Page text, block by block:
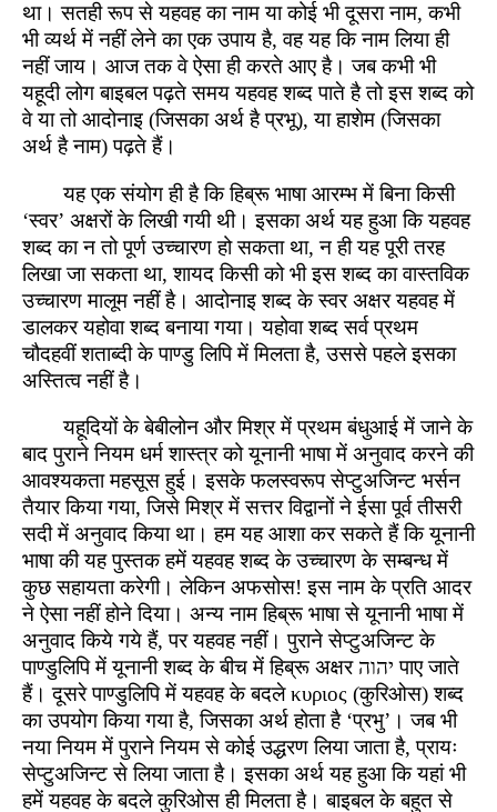
था। सतही रूप से यहवह का नाम या कोई भी दूसरा नाम, कभी
भी व्यर्थ में नहीं लेने का एक उपाय है, वह यह कि नाम लिया ही
नहीं जाय। आज तक वे ऐसा ही करते आए है। जब कभी भी
यहूदी लोग बाइबल पढ़ते समय यहवह शब्द पाते है तो इस शब्द को
वे या तो आदोनाइ (जिसका अर्थ है प्रभू), या हाशेम (जिसका
अर्थ है नाम) पढ़ते हैं।
यह एक संयोग ही है कि हिब्रू भाषा आरम्भ में बिना किसी
‘स्वर’ अक्षरों के लिखी गयी थी। इसका अर्थ यह हुआ कि यहवह
शब्द का न तो पूर्ण उच्चारण हो सकता था, न ही यह पूरी तरह
लिखा जा सकता था, शायद किसी को भी इस शब्द का वास्तविक
उच्चारण मालूम नहीं है। आदोनाइ शब्द के स्वर अक्षर यहवह में
डालकर यहोवा शब्द बनाया गया। यहोवा शब्द सर्व प्रथम
चौदहवीं शताब्दी के पाण्डु लिपि में मिलता है, उससे पहले इसका
अस्तित्व नहीं है।
यहूदियों के बेबीलोन और मिश्र में प्रथम बंधुआई में जाने के
बाद पुराने नियम धर्म शास्त्र को यूनानी भाषा में अनुवाद करने की
आवश्यकता महसूस हुई। इसके फलस्वरूप सेप्टुअजिन्ट भर्सन
तैयार किया गया, जिसे मिश्र में सत्तर विद्वानों ने ईसा पूर्व तीसरी
सदी में अनुवाद किया था। हम यह आशा कर सकते हैं कि यूनानी
भाषा की यह पुस्तक हमें यहवह शब्द के उच्चारण के सम्बन्ध में
कुछ सहायता करेगी। लेकिन अफसोस! इस नाम के प्रति आदर
ने ऐसा नहीं होने दिया। अन्य नाम हिब्रू भाषा से यूनानी भाषा में
अनुवाद किये गये हैं, पर यहवह नहीं। पुराने सेप्टुअजिन्ट के
पाण्डुलिपि में यूनानी शब्द के बीच में हिब्रू अक्षर יהוה पाए जाते
हैं। दूसरे पाण्डुलिपि में यहवह के बदले κυριος (कुरिओस) शब्द
का उपयोग किया गया है, जिसका अर्थ होता है ‘प्रभु’। जब भी
नया नियम में पुराने नियम से कोई उद्धरण लिया जाता है, प्रायः
सेप्टुअजिन्ट से लिया जाता है। इसका अर्थ यह हुआ कि यहां भी
हमें यहवह के बदले कुरिओस ही मिलता है। बाइबल के बहुत से